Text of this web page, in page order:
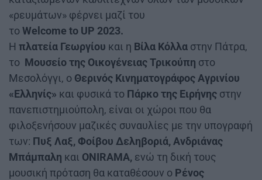
«ρευμάτων» φέρνει μαζί του
τοWelcome to UP 2023.
Η πλατεία Γεωργίου και η Βίλα Κόλλα στην Πάτρα,
το Μουσείο της Οικογένειας Τρικούπη στο
Μεσολόγγι, ο Θερινός Κινηματογράφος Αγρινίου
«Ελληνίς» και φυσικά το Πάρκο της Ειρήνης στην
πανεπιστημιούπολη, είναι οι χώροι που θα
φιλοξενήσουν μαζικές συναυλίες με την υπογραφή
των: Πυξ Λαξ, Φοίβου Δεληβοριά, Ανδριάνας
Μπάμπαλη και ONIRAMA, ενώ τη δική τους
μουσική πρόταση θα καταθέσουν ο Ρένος